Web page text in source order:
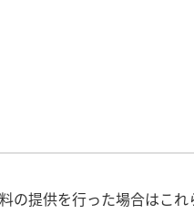
提供を行った場合はこれ